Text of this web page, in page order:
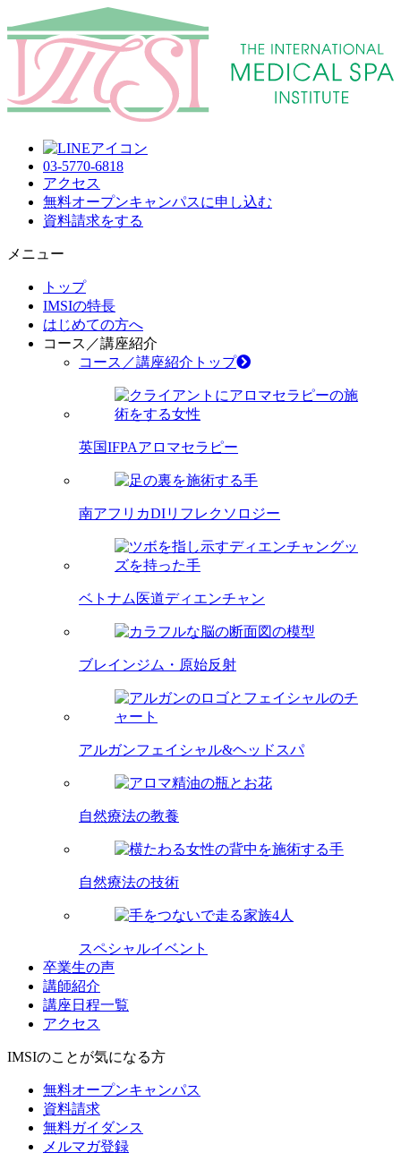
03-5770-6818
アクセス
無料オープンキャンパスに申し込む
資料請求をする
メニュー
トップ
IMSIの特長
はじめての方へ
コース／講座紹介
コース／講座紹介トップ
英国IFPAアロマセラピー
南アフリカDIリフレクソロジー
ベトナム医道ディエンチャン
ブレインジム・原始反射
アルガンフェイシャル&ヘッドスパ
自然療法の教養
自然療法の技術
スペシャルイベント
卒業生の声
講師紹介
講座日程一覧
アクセス
IMSIのことが気になる方
無料オープンキャンパス
資料請求
無料ガイダンス
メルマガ登録